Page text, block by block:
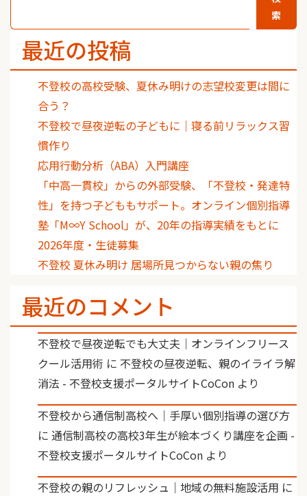
索
最近の投稿
不登校の高校受験、夏休み明けの志望校変更は間に
合う？
不登校で昼夜逆転の子どもに｜寝る前リラックス習
慣作り
応用行動分析（ABA）入門講座
「中高一貫校」からの外部受験、「不登校・発達特
性」を持つ子どももサポート。オンライン個別指導
塾「M∞Y School」が、20年の指導実績をもとに
2026年度・生徒募集
不登校 夏休み明け 居場所見つからない親の焦り
最近のコメント
不登校で昼夜逆転でも大丈夫｜オンラインフリース
クール活用術 に 不登校の昼夜逆転、親のイライラ解
消法 - 不登校支援ポータルサイトCoCon より
不登校から通信制高校へ｜手厚い個別指導の選び方
に 通信制高校の高校3年生が絵本づくり講座を企画 -
不登校支援ポータルサイトCoCon より
不登校の親のリフレッシュ｜地域の無料施設活用 に